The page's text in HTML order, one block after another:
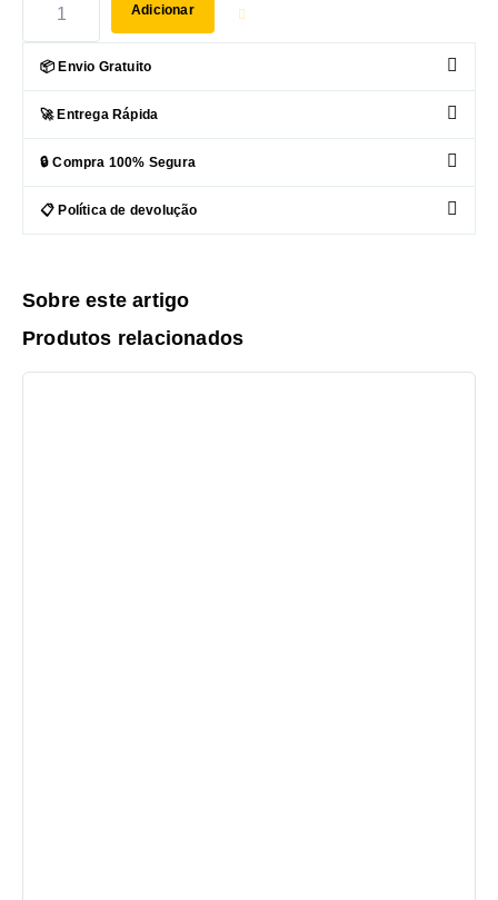
Adicionar
📦 Envio Gratuito
🚀 Entrega Rápida
🔒 Compra 100% Segura
📋 Política de devolução
Sobre este artigo
Produtos relacionados